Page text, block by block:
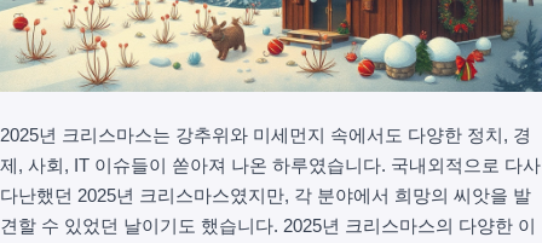
2025년 크리스마스는 강추위와 미세먼지 속에서도 다양한 정치, 경
제, 사회, IT 이슈들이 쏟아져 나온 하루였습니다. 국내외적으로 다사
다난했던 2025년 크리스마스였지만, 각 분야에서 희망의 씨앗을 발
견할 수 있었던 날이기도 했습니다. 2025년 크리스마스의 다양한 이